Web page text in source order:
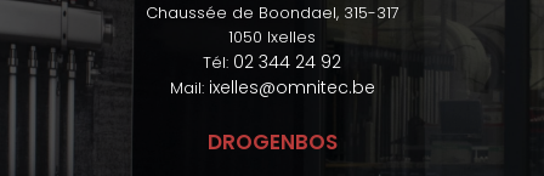
Chaussée de Boondael, 315-317
1050 Ixelles
Tél: 02 344 24 92
Mail: ixelles@omnitec.be
DROGENBOS